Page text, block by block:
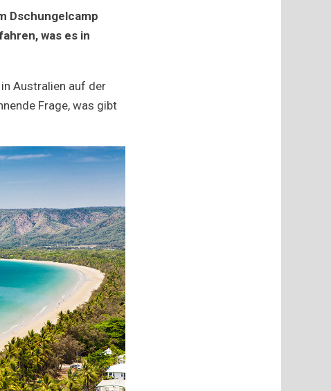
Dschungelcamp
was es in
Australien auf der
Frage, was gibt